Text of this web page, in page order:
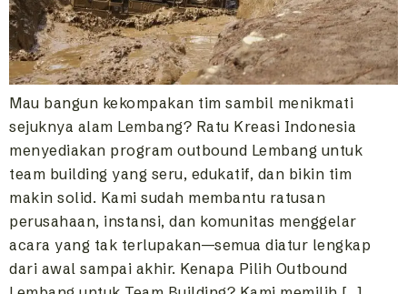
Mau bangun kekompakan tim sambil menikmati
sejuknya alam Lembang? Ratu Kreasi Indonesia
menyediakan program outbound Lembang untuk
team building yang seru, edukatif, dan bikin tim
makin solid. Kami sudah membantu ratusan
perusahaan, instansi, dan komunitas menggelar
acara yang tak terlupakan—semua diatur lengkap
dari awal sampai akhir. Kenapa Pilih Outbound